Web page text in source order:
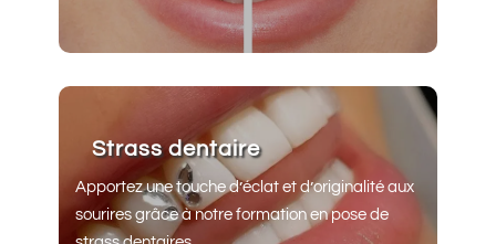
Strass dentaire
Apportez une touche d’éclat et d’originalité aux
sourires grâce à notre formation en pose de